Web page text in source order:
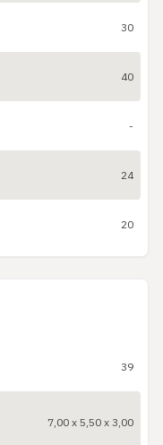
30
40
-
24
20
39
7,00 x 5,50 x 3,00